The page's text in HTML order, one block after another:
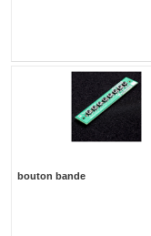
bouton bande